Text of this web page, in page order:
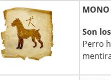
MONO
Son
Perro